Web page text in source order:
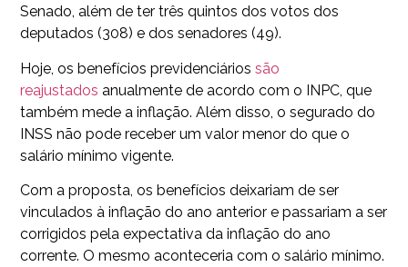
Senado, além de ter três quintos dos votos dos
deputados (308) e dos senadores (49).
Hoje, os benefícios previdenciários são
reajustados anualmente de acordo com o INPC, que
também mede a inflação. Além disso, o segurado do
INSS não pode receber um valor menor do que o
salário mínimo vigente.
Com a proposta, os benefícios deixariam de ser
vinculados à inflação do ano anterior e passariam a ser
corrigidos pela expectativa da inflação do ano
corrente. O mesmo aconteceria com o salário mínimo.